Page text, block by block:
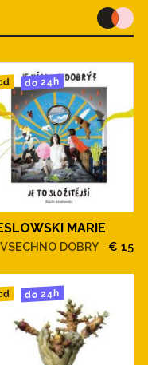
do 24h
MARIE
DOBRY € 15
do 24h